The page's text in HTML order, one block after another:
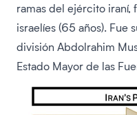
ramas del ejército iraní,
israelíes (65 años). Fue
división Abdolrahim
Estado Mayor de las